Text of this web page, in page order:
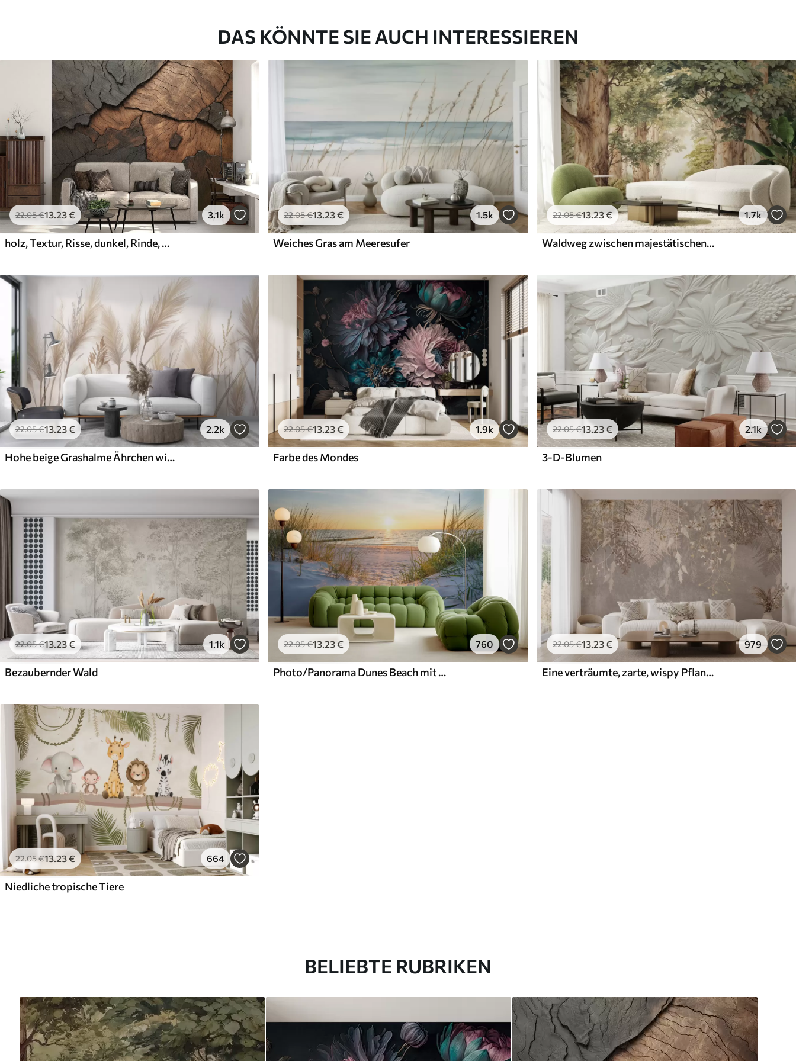
DAS KÖNNTE SIE AUCH INTERESSIEREN
22.05€13 .23€ 3.1k
holz, Textur, Risse, dunkel, Rinde, Oberfläche
22.05€13 .23€ 1.5k
Weiches Gras am Meeresufer
22.05€13.23€ 1.7k
Waldweg zwischen majestätischen Bäumen im Aquarellstil
22.05€13.23€ 2.2k
Hohe beige Grashalme Ährchen wiegen sich im Wind vor einem weichen, hellen Hintergrund
22.05€13.23€ 1.9k
Farbe des Mondes
22.05€13.23€ 2.1k
3-D-Blumen
22.05€13.23€ 1.1k
Bezaubernder Wald
22.05€13 .23€ 760
Photo/Panorama Dunes Beach mit Sonnenuntergang
22.05€13.23€ 979
Eine verträumte, zarte, wispy Pflanzen, Ährchen und Blumen in braunen Pastellfarben vor einem dunstigen, strukturierten Hintergrund
22.05€13.23€ 664
Niedliche tropische Tiere
BELIEBTE RUBRIKEN